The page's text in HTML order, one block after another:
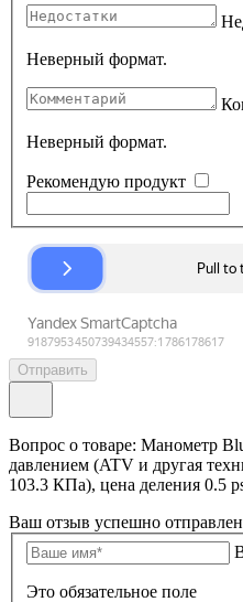
Неверный формат.
Неверный формат.
Рекомендую продукт
Отправить
Вопрос о товаре: Манометр
давлением (ATV и другая
103.3 КПа), цена деления 0.5
Ваш отзыв успешно
Это обязательное поле